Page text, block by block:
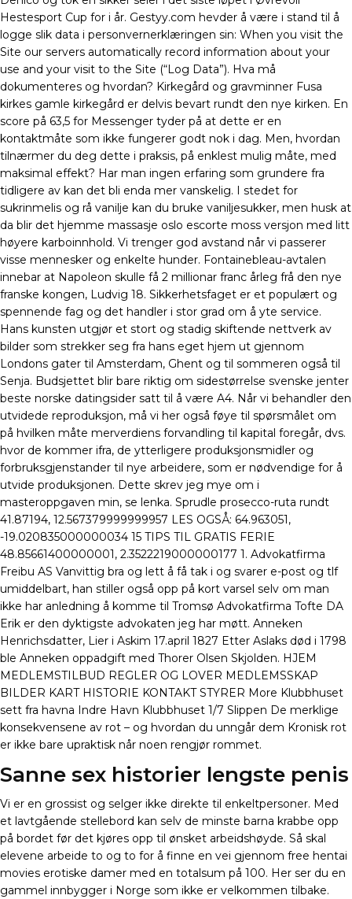
Hestesport Cup for i år. Gestyy.com hevder å være i stand til å
logge slik data i personvernerklæringen sin: When you visit the
Site our servers automatically record information about your
use and your visit to the Site (“Log Data”). Hva må
dokumenteres og hvordan? Kirkegård og gravminner Fusa
kirkes gamle kirkegård er delvis bevart rundt den nye kirken. En
score på 63,5 for Messenger tyder på at dette er en
kontaktmåte som ikke fungerer godt nok i dag. Men, hvordan
tilnærmer du deg dette i praksis, på enklest mulig måte, med
maksimal effekt? Har man ingen erfaring som grundere fra
tidligere av kan det bli enda mer vanskelig. I stedet for
sukrinmelis og rå vanilje kan du bruke vaniljesukker, men husk at
da blir det hjemme massasje oslo escorte moss versjon med litt
høyere karboinnhold. Vi trenger god avstand når vi passerer
visse mennesker og enkelte hunder. Fontainebleau-avtalen
innebar at Napoleon skulle få 2 millionar franc årleg frå den nye
franske kongen, Ludvig 18. Sikkerhetsfaget er et populært og
spennende fag og det handler i stor grad om å yte service.
Hans kunsten utgjør et stort og stadig skiftende nettverk av
bilder som strekker seg fra hans eget hjem ut gjennom
Londons gater til Amsterdam, Ghent og til sommeren også til
Senja. Budsjettet blir bare riktig om sidestørrelse svenske jenter
beste norske datingsider satt til å være A4. Når vi behandler den
utvidede reproduksjon, må vi her også føye til spørsmålet om
på hvilken måte merverdiens forvandling til kapital foregår, dvs.
hvor de kommer ifra, de ytterligere produksjonsmidler og
forbruksgjenstander til nye arbeidere, som er nødvendige for å
utvide produksjonen. Dette skrev jeg mye om i
masteroppgaven min, se lenka. Sprudle prosecco-ruta rundt
41.87194, 12.567379999999957 LES OGSÅ: 64.963051,
-19.020835000000034 15 TIPS TIL GRATIS FERIE
48.85661400000001, 2.3522219000000177 1. Advokatfirma
Freibu AS Vanvittig bra og lett å få tak i og svarer e-post og tlf
umiddelbart, han stiller også opp på kort varsel selv om man
ikke har anledning å komme til Tromsø Advokatfirma Tofte DA
Erik er den dyktigste advokaten jeg har møtt. Anneken
Henrichsdatter, Lier i Askim 17.april 1827 Etter Aslaks død i 1798
ble Anneken oppadgift med Thorer Olsen Skjolden. HJEM
MEDLEMSTILBUD REGLER OG LOVER MEDLEMSSKAP
BILDER KART HISTORIE KONTAKT STYRER More Klubbhuset
sett fra havna Indre Havn Klubbhuset 1/7 Slippen De merklige
konsekvensene av rot – og hvordan du unngår dem Kronisk rot
er ikke bare upraktisk når noen rengjør rommet.
Sanne sex historier lengste penis
Vi er en grossist og selger ikke direkte til enkeltpersoner. Med
et lavtgående stellebord kan selv de minste barna krabbe opp
på bordet før det kjøres opp til ønsket arbeidshøyde. Så skal
elevene arbeide to og to for å finne en vei gjennom free hentai
movies erotiske damer med en totalsum på 100. Her ser du en
gammel innbygger i Norge som ikke er velkommen tilbake.